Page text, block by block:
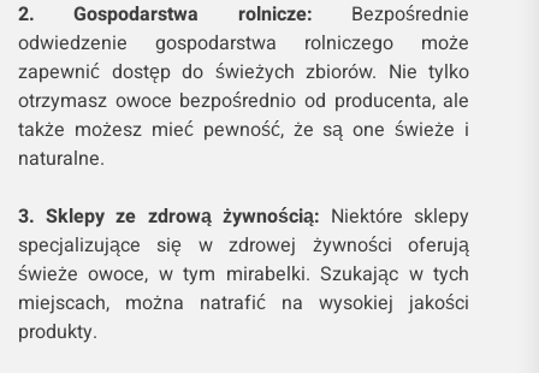
2. Gospodarstwa rolnicze: Bezpośrednie
odwiedzenie gospodarstwa rolniczego może
zapewnić dostęp do świeżych zbiorów. Nie tylko
otrzymasz owoce bezpośrednio od producenta, ale
także możesz mieć pewność, że są one świeże i
naturalne.
3. Sklepy ze zdrową żywnością: Niektóre sklepy
specjalizujące się w zdrowej żywności oferują
świeże owoce, w tym mirabelki. Szukając w tych
miejscach, można natrafić na wysokiej jakości
produkty.